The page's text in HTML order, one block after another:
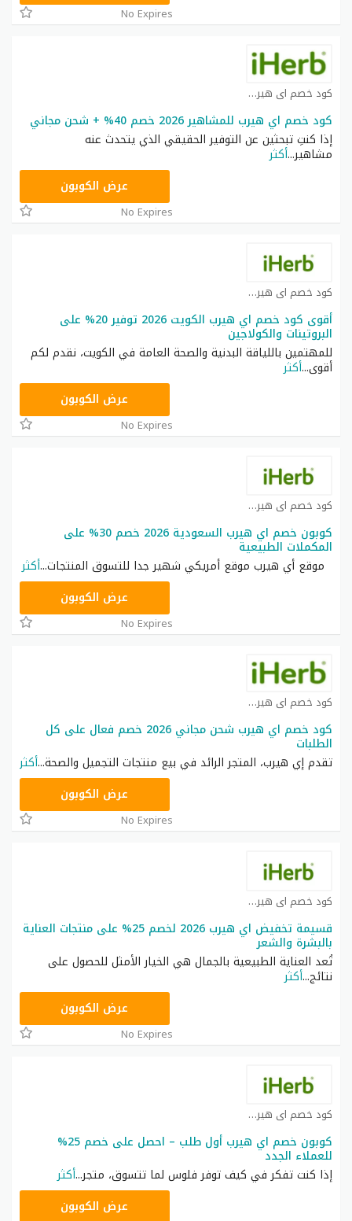
No Expires
كود خصم اي هيرب كوبون
كود خصم اي هيرب للمشاهير 2026 خصم 40% + شحن مجاني
إذا كنتِ تبحثين عن التوفير الحقيقي الذي يتحدث عنه
مشاهير...أكثر
OBP3235عرض الكوبون
No Expires
كود خصم اي هيرب كوبون
أقوى كود خصم اي هيرب الكويت 2026 توفير 20% على
البروتينات والكولاجين
للمهتمين باللياقة البدنية والصحة العامة في الكويت، نقدم لكم
أقوى...أكثر
OBP3235عرض الكوبون
No Expires
كود خصم اي هيرب كوبون
كوبون خصم اي هيرب السعودية 2026 خصم 30% على
المكملات الطبيعية
موقع أي هيرب موقع أمريكي شهير جدا للتسوق المنتجات...أكثر
OBP3235عرض الكوبون
No Expires
كود خصم اي هيرب كوبون
كود خصم اي هيرب شحن مجاني 2026 خصم فعال على كل
الطلبات
تقدم إي هيرب، المتجر الرائد في بيع منتجات التجميل والصحة...أكثر
OBP3235عرض الكوبون
No Expires
كود خصم اي هيرب كوبون
قسيمة تخفيض اي هيرب 2026 لخصم 25% على منتجات العناية
بالبشرة والشعر
تُعد العناية الطبيعية بالجمال هي الخيار الأمثل للحصول على
نتائج...أكثر
OBP3235عرض الكوبون
No Expires
كود خصم اي هيرب كوبون
كوبون خصم اي هيرب أول طلب – احصل على خصم 25%
للعملاء الجدد
إذا كنت تفكر في كيف توفر فلوس لما تتسوق، متجر...أكثر
OBP3235عرض الكوبون